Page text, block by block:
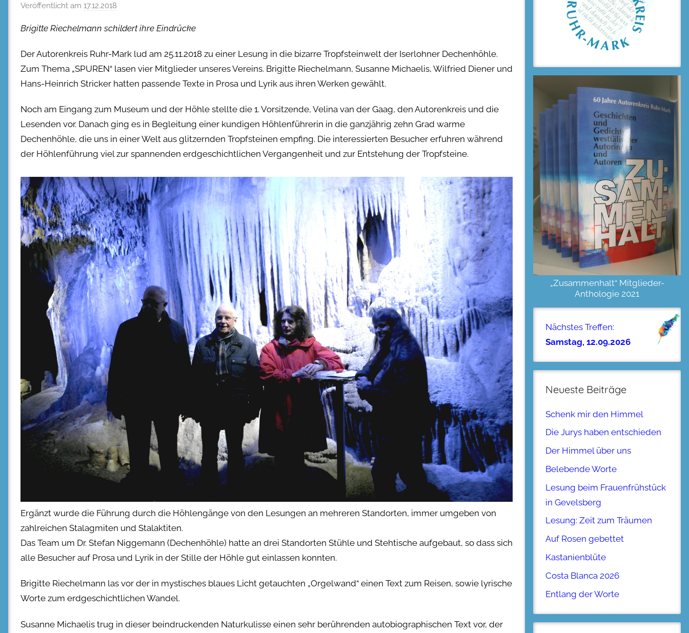
Veröffentlicht am 17.12.2018
Brigitte Riechelmann schildert ihre Eindrücke
Der Autorenkreis Ruhr-Mark lud am 25.11.2018 zu einer Lesung in die bizarre Tropfsteinwelt der Iserlohner Dechenhöhle.
Zum Thema „SPUREN“ lasen vier Mitglieder unseres Vereins. Brigitte Riechelmann, Susanne Michaelis, Wilfried Diener und
Hans-Heinrich Stricker hatten passende Texte in Prosa und Lyrik aus ihren Werken gewählt.
Noch am Eingang zum Museum und der Höhle stellte die 1. Vorsitzende, Velina van der Gaag, den Autorenkreis und die
Lesenden vor. Danach ging es in Begleitung einer kundigen Höhlenführerin in die ganzjährig zehn Grad warme
Dechenhöhle, die uns in einer Welt aus glitzernden Tropfsteinen empfing. Die interessierten Besucher erfuhren während
der Höhlenführung viel zur spannenden erdgeschichtlichen Vergangenheit und zur Entstehung der Tropfsteine.
Ergänzt wurde die Führung durch die Höhlengänge von den Lesungen an mehreren Standorten, immer umgeben von
zahlreichen Stalagmiten und Stalaktiten.
Das Team um Dr. Stefan Niggemann (Dechenhöhle) hatte an drei Standorten Stühle und Stehtische aufgebaut, so dass sich
alle Besucher auf Prosa und Lyrik in der Stille der Höhle gut einlassen konnten.
Brigitte Riechelmann las vor der in mystisches blaues Licht getauchten „Orgelwand“ einen Text zum Reisen, sowie lyrische
Worte zum erdgeschichtlichen Wandel.
Susanne Michaelis trug in dieser beindruckenden Naturkulisse einen sehr berührenden autobiographischen Text vor, der
„Zusammenhalt“ Mitglieder-
Anthologie 2021
Nächstes Treffen:
Samstag, 12.09.2026
Neueste Beiträge
Schenk mir den Himmel
Die Jurys haben entschieden
Der Himmel über uns
Belebende Worte
Lesung beim Frauenfrühstück
in Gevelsberg
Lesung: Zeit zum Träumen
Auf Rosen gebettet
Kastanienblüte
Costa Blanca 2026
Entlang der Worte